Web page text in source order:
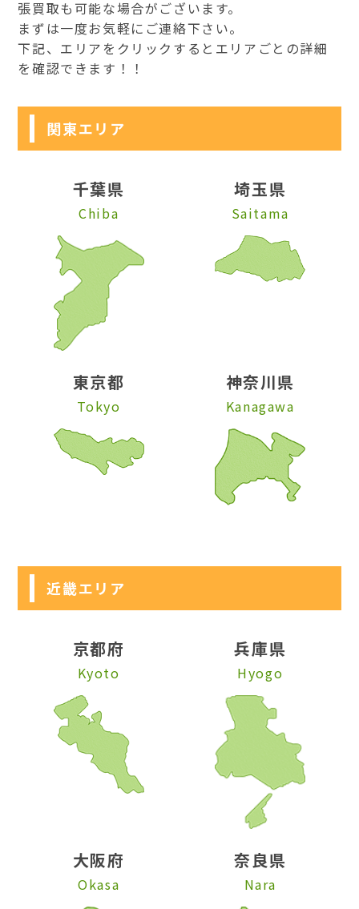
張買取も可能な場合がございます。
まずは一度お気軽にご連絡下さい。
下記、エリアをクリックするとエリアごとの詳細
を確認できます！！
関東エリア
千葉県
Chiba
埼玉県
Saitama
東京都
Tokyo
神奈川県
Kanagawa
近畿エリア
京都府
Kyoto
兵庫県
Hyogo
大阪府
Okasa
奈良県
Nara